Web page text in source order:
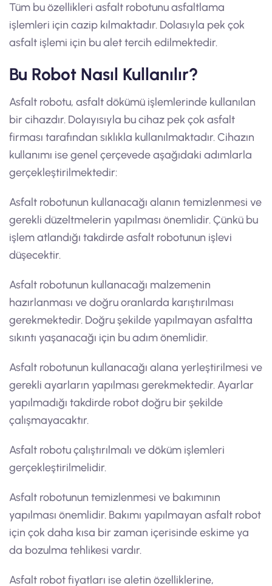
Tüm bu özellikleri asfalt robotunu asfaltlama
işlemleri için cazip kılmaktadır. Dolasıyla pek çok
asfalt işlemi için bu alet tercih edilmektedir.
Bu Robot Nasıl Kullanılır?
Asfalt robotu, asfalt dökümü işlemlerinde kullanılan
bir cihazdır. Dolayısıyla bu cihaz pek çok asfalt
firması tarafından sıklıkla kullanılmaktadır. Cihazın
kullanımı ise genel çerçevede aşağıdaki adımlarla
gerçekleştirilmektedir:
Asfalt robotunun kullanacağı alanın temizlenmesi ve
gerekli düzeltmelerin yapılması önemlidir. Çünkü bu
işlem atlandığı takdirde asfalt robotunun işlevi
düşecektir.
Asfalt robotunun kullanacağı malzemenin
hazırlanması ve doğru oranlarda karıştırılması
gerekmektedir. Doğru şekilde yapılmayan asfaltta
sıkıntı yaşanacağı için bu adım önemlidir.
Asfalt robotunun kullanacağı alana yerleştirilmesi ve
gerekli ayarların yapılması gerekmektedir. Ayarlar
yapılmadığı takdirde robot doğru bir şekilde
çalışmayacaktır.
Asfalt robotu çalıştırılmalı ve döküm işlemleri
gerçekleştirilmelidir.
Asfalt robotunun temizlenmesi ve bakımının
yapılması önemlidir. Bakımı yapılmayan asfalt robot
için çok daha kısa bir zaman içerisinde eskime ya
da bozulma tehlikesi vardır.
Asfalt robot fiyatları ise aletin özelliklerine,